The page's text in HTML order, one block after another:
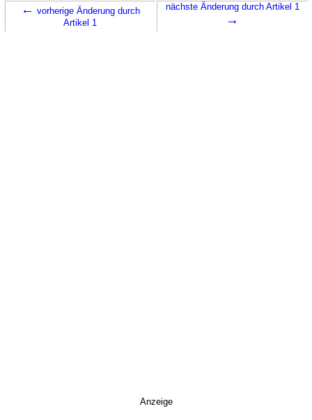
← vorherige Änderung durch
Artikel 1
nächste Änderung durch Artikel 1
→
Anzeige